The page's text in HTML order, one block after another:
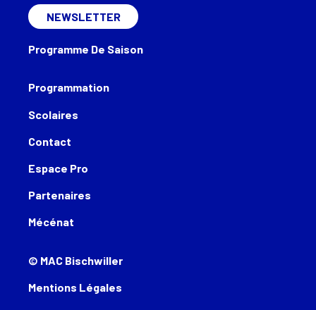
Programmation
Scolaires
Contact
Espace Pro
Partenaires
Mécénat
NEWSLETTER
Programme De Saison
© MAC Bischwiller
Mentions Légales